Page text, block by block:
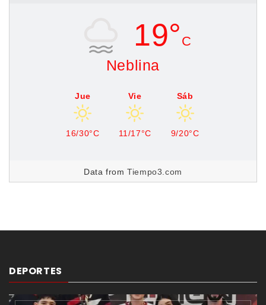
19° C
Neblina
Jue
16/30°C
Vie
11/17°C
Sáb
9/20°C
Data fromTiempo3.com
DEPORTES